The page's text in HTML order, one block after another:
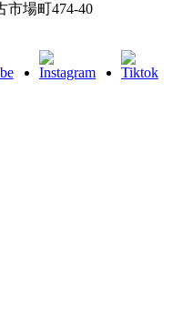
場町474-40